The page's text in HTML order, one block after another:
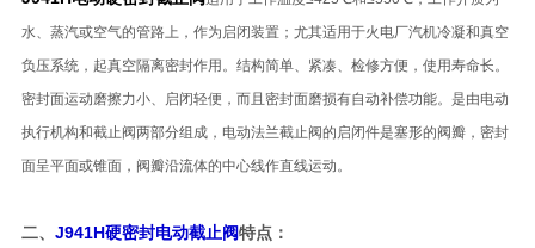
水、蒸汽或空气的管路上，作为启闭装置；尤其适用于火电厂汽机冷凝和真空
负压系统，起真空隔离密封作用。结构简单、紧凑、检修方便，使用寿命长。
密封面运动磨擦力小、启闭轻便，而且密封面磨损有自动补偿功能。是由电动
执行机构和截止阀两部分组成，电动法兰截止阀的启闭件是塞形的阀瓣，密封
面呈平面或锥面，阀瓣沿流体的中心线作直线运动。
二、 J941H硬密封电动截止阀特点：